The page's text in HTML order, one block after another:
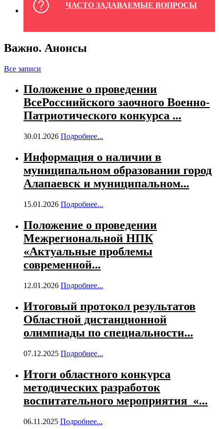
ЧАСТО ЗАДАВАЕМЫЕ ВОПРОСЫ
Важно. Анонсы
Все записи
Положение о проведении
ВсеРоссиийского заочного Военно-
Патриотического конкурса ...
30.01.2026 Подробнее...
Информация о наличии в
муниципальном образовании город
Алапаевск и муниципальном...
15.01.2026 Подробнее...
Положение о проведении
Межрегиональной НПК
«Актуальные проблемы
современной...
12.01.2026 Подробнее...
Итоговый протокол результатов
Областной дистанционной
олимпиады по специальности...
07.12.2025 Подробнее...
Итоги областного конкурса
методических разработок
воспитательного мероприятия «...
06.11.2025 Подробнее...